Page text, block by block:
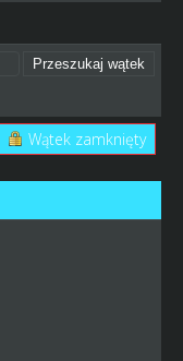
Wątek zamknięty